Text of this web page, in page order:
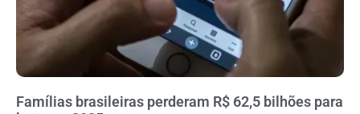
Famílias brasileiras perderam R$ 62,5 bilhões para